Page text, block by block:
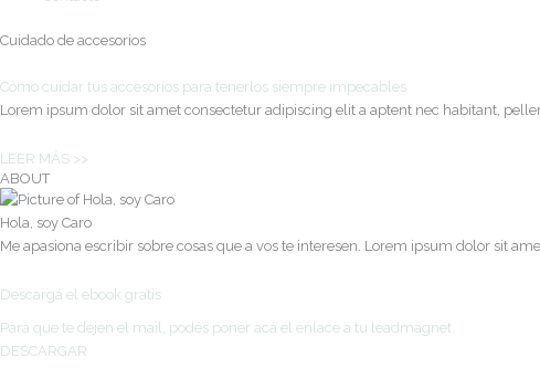
Cuidado de accesorios
Cómo cuidar tus accesorios para tenerlos siempre impecables
Lorem ipsum dolor sit amet consectetur adipiscing elit a aptent nec habitant,
LEER MÁS >>
ABOUT
Hola, soy Caro
Me apasiona escribir sobre cosas que a vos te interesen. Lorem ipsum dolor sit
Descargá el ebook gratis
Para que te dejen el mail, podés poner acá el enlace a tu leadmagnet.
DESCARGAR